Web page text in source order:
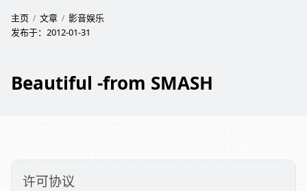
主页 文章
影音娱乐
发布于： 2012-01-31
Beautiful -from SMASH
许可协议